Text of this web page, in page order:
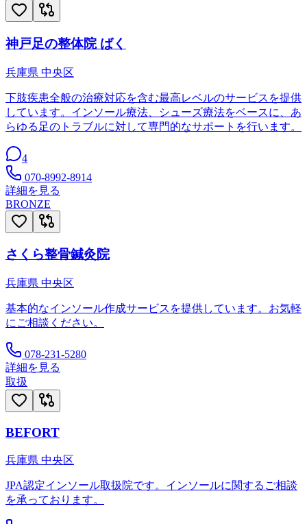
神戸足の整体院 ばく
兵庫県 中央区
下肢疾患全般の治療対応を含む最高レベルのサービスを提供
しています。インソール療法、シューズ療法をベースに、あ
らゆる足のトラブルに対して専門的なサポートを行います。
4
070-8992-8914
詳細を見る
BRONZE
さくら整骨鍼灸院
兵庫県 中央区
基本的なインソール作成サービスを提供しています。お気軽
にご相談ください。
078-231-5280
詳細を見る
取扱
BEFORT
兵庫県 中央区
JPA認定インソール取扱院です。インソールに関するご相談
を承っております。